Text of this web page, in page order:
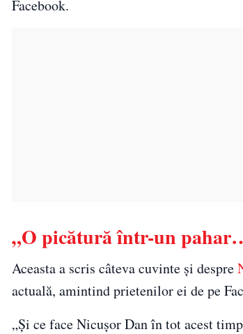
Facebook.
„O picătură într-un
Aceasta a scris câteva cuvinte și despre
actuală, amintind prietenilor ei de pe
„Și ce face Nicușor Dan în tot acest